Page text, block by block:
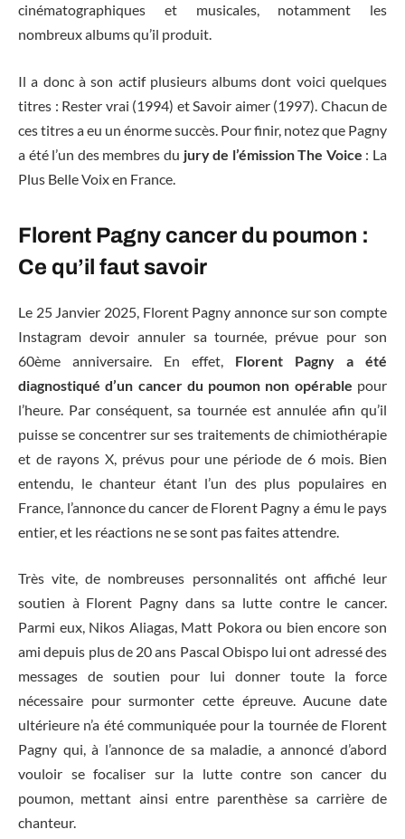
cinématographiques et musicales, notamment les
nombreux albums qu’il produit.
Il a donc à son actif plusieurs albums dont voici quelques
titres : Rester vrai (1994) et Savoir aimer (1997). Chacun de
ces titres a eu un énorme succès. Pour finir, notez que Pagny
a été l’un des membres du jury de l’émission The Voice : La
Plus Belle Voix en France.
Florent Pagny cancer du poumon :
Ce qu’il faut savoir
Le 25 Janvier 2025, Florent Pagny annonce sur son compte
Instagram devoir annuler sa tournée, prévue pour son
60ème anniversaire. En effet, Florent Pagny a été
diagnostiqué d’un cancer du poumon non opérable pour
l’heure. Par conséquent, sa tournée est annulée afin qu’il
puisse se concentrer sur ses traitements de chimiothérapie
et de rayons X, prévus pour une période de 6 mois. Bien
entendu, le chanteur étant l’un des plus populaires en
France, l’annonce du cancer de Florent Pagny a ému le pays
entier, et les réactions ne se sont pas faites attendre.
Très vite, de nombreuses personnalités ont affiché leur
soutien à Florent Pagny dans sa lutte contre le cancer.
Parmi eux, Nikos Aliagas, Matt Pokora ou bien encore son
ami depuis plus de 20 ans Pascal Obispo lui ont adressé des
messages de soutien pour lui donner toute la force
nécessaire pour surmonter cette épreuve. Aucune date
ultérieure n’a été communiquée pour la tournée de Florent
Pagny qui, à l’annonce de sa maladie, a annoncé d’abord
vouloir se focaliser sur la lutte contre son cancer du
poumon, mettant ainsi entre parenthèse sa carrière de
chanteur.